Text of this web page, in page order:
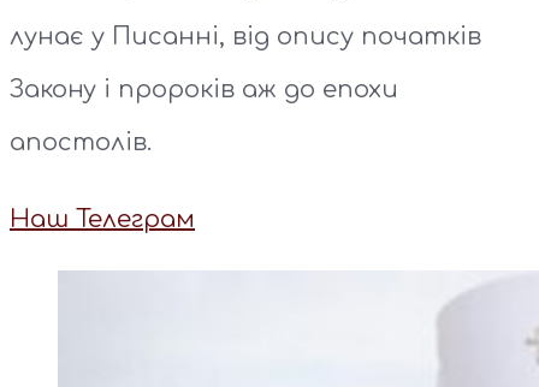
лунає у Писанні, від опису початків
Закону і пророків аж до епохи
апостолів.
Наш Телеграм